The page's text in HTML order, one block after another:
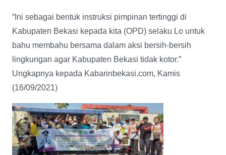
“Ini sebagai bentuk instruksi pimpinan tertinggi di
Kabupaten Bekasi kepada kita (OPD) selaku Lo untuk
bahu membahu bersama dalam aksi bersih-bersih
lingkungan agar Kabupaten Bekasi tidak kotor.”
Ungkapnya kepada Kabarinbekasi.com, Kamis
(16/09/2021)